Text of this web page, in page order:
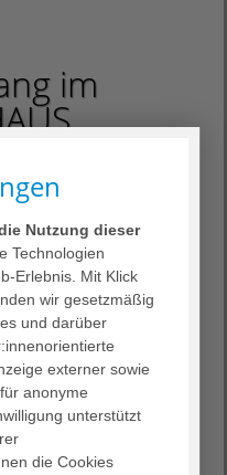
im
neue Jahr beginnt mit
der nicht nur auf
sondern auch eine
präsentiert.
Nutzung dieser
Technologien
Erlebnis. Mit Klick
wir gesetzmäßig
und darüber
externer sowie
anonyme
unterstützt
die Cookies